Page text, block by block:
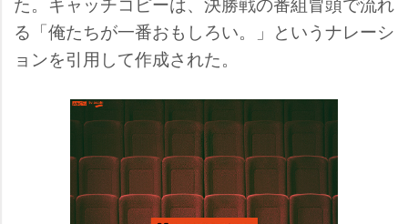
る「俺たちが一番おもしろい。」というナレーシ
ョンを引用して作成された。